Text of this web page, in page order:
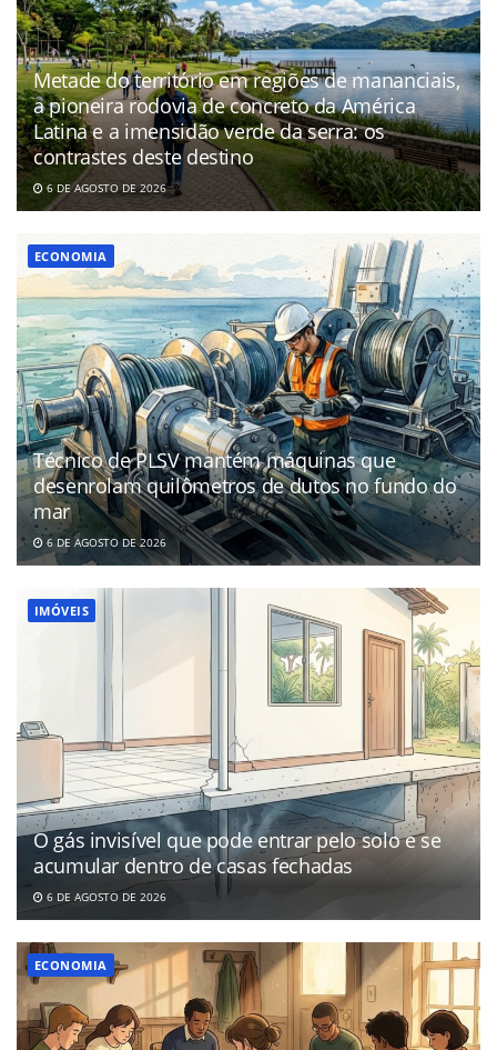
Metade do território em regiões de mananciais,
a pioneira rodovia de concreto da América
Latina e a imensidão verde da serra: os
contrastes deste destino
6 DE AGOSTO DE 2026
ECONOMIA
Técnico de PLSV mantém máquinas que
desenrolam quilômetros de dutos no fundo do
mar
6 DE AGOSTO DE 2026
IMÓVEIS
O gás invisível que pode entrar pelo solo e se
acumular dentro de casas fechadas
6 DE AGOSTO DE 2026
ECONOMIA